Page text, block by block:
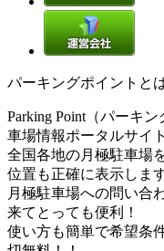
パーキングポイントと
Parking Point（パーキ
車場情報ポータルサイ
全国各地の月極駐車場
位置も正確に表示します
月極駐車場への問い合
来てとっても便利！
使い方も簡単で希望条